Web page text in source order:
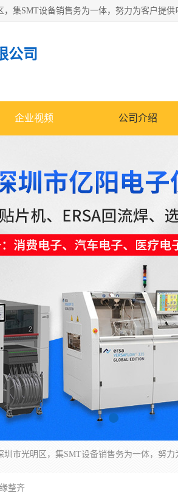
公司
企业视频 公司介绍
整齐